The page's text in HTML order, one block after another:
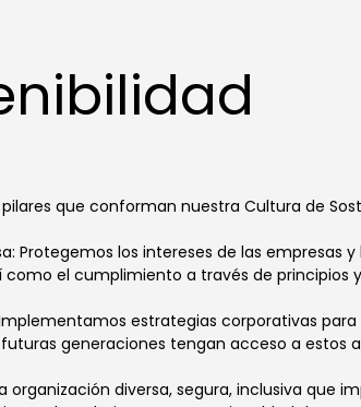
que conforman nuestra Cultura de
Protegemos los intereses de las
como el cumplimiento a través de principios
estrategias corporativas
generaciones tengan acceso a estos
organización diversa, segura, inclusiva que